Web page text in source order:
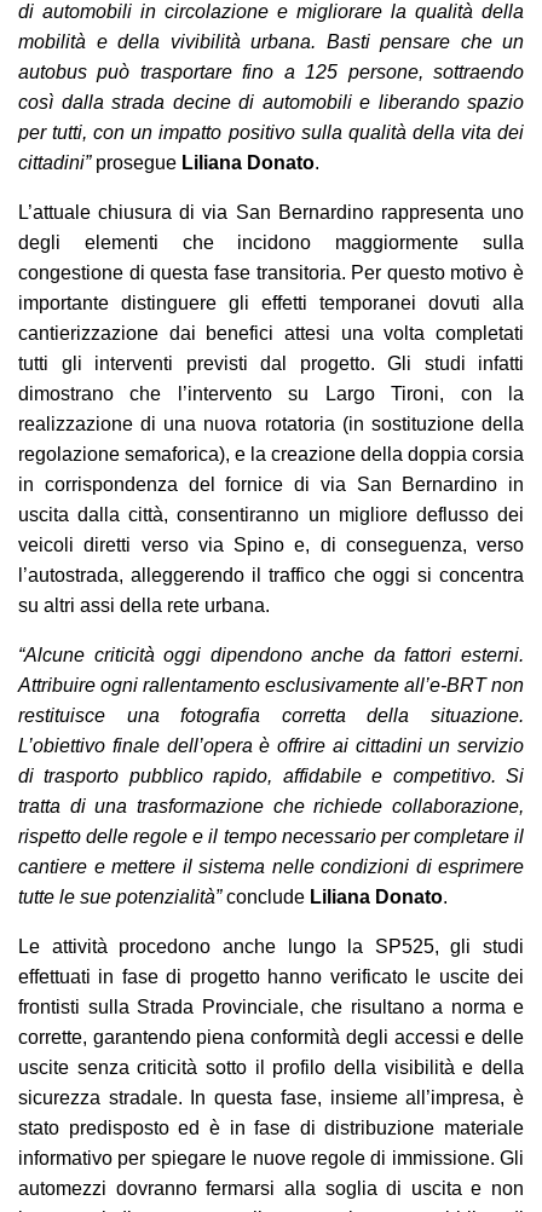
di automobili in circolazione e migliorare la qualità della
mobilità e della vivibilità urbana. Basti pensare che un
autobus può trasportare fino a 125 persone, sottraendo
così dalla strada decine di automobili e liberando spazio
per tutti, con un impatto positivo sulla qualità della vita dei
cittadini” prosegue Liliana Donato.
L’attuale chiusura di via San Bernardino rappresenta uno
degli elementi che incidono maggiormente sulla
congestione di questa fase transitoria. Per questo motivo è
importante distinguere gli effetti temporanei dovuti alla
cantierizzazione dai benefici attesi una volta completati
tutti gli interventi previsti dal progetto. Gli studi infatti
dimostrano che l’intervento su Largo Tironi, con la
realizzazione di una nuova rotatoria (in sostituzione della
regolazione semaforica), e la creazione della doppia corsia
in corrispondenza del fornice di via San Bernardino in
uscita dalla città, consentiranno un migliore deflusso dei
veicoli diretti verso via Spino e, di conseguenza, verso
l’autostrada, alleggerendo il traffico che oggi si concentra
su altri assi della rete urbana.
“Alcune criticità oggi dipendono anche da fattori esterni.
Attribuire ogni rallentamento esclusivamente all’e-BRT non
restituisce una fotografia corretta della situazione.
L’obiettivo finale dell’opera è offrire ai cittadini un servizio
di trasporto pubblico rapido, affidabile e competitivo. Si
tratta di una trasformazione che richiede collaborazione,
rispetto delle regole e il tempo necessario per completare il
cantiere e mettere il sistema nelle condizioni di esprimere
tutte le sue potenzialità”conclude Liliana Donato.
Le attività procedono anche lungo la SP525, gli studi
effettuati in fase di progetto hanno verificato le uscite dei
frontisti sulla Strada Provinciale, che risultano a norma e
corrette, garantendo piena conformità degli accessi e delle
uscite senza criticità sotto il profilo della visibilità e della
sicurezza stradale. In questa fase, insieme all’impresa, è
stato predisposto ed è in fase di distribuzione materiale
informativo per spiegare le nuove regole di immissione. Gli
automezzi dovranno fermarsi alla soglia di uscita e non